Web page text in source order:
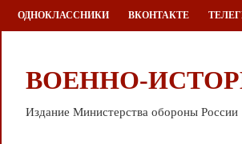
Перейти
к
ОДНОКЛАССНИКИ ВКОНТАКТЕ
ВОЕННО-
Издание Министерства обороны России